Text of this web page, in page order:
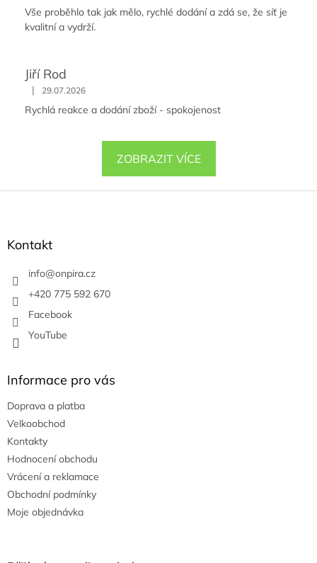
Vše proběhlo tak jak mělo, rychlé dodání a zdá se, že síť je
kvalitní a vydrží.
Jiří Rod
| 29.07.2026
Rychlá reakce a dodání zboží - spokojenost
ZOBRAZIT VÍCE
Z
Kontakt
info@onpira.cz
+420 775 592 670
Facebook
YouTube
Informace pro vás
Doprava a platba
Velkoobchod
Kontakty
Hodnocení obchodu
Vrácení a reklamace
Obchodní podmínky
Moje objednávka